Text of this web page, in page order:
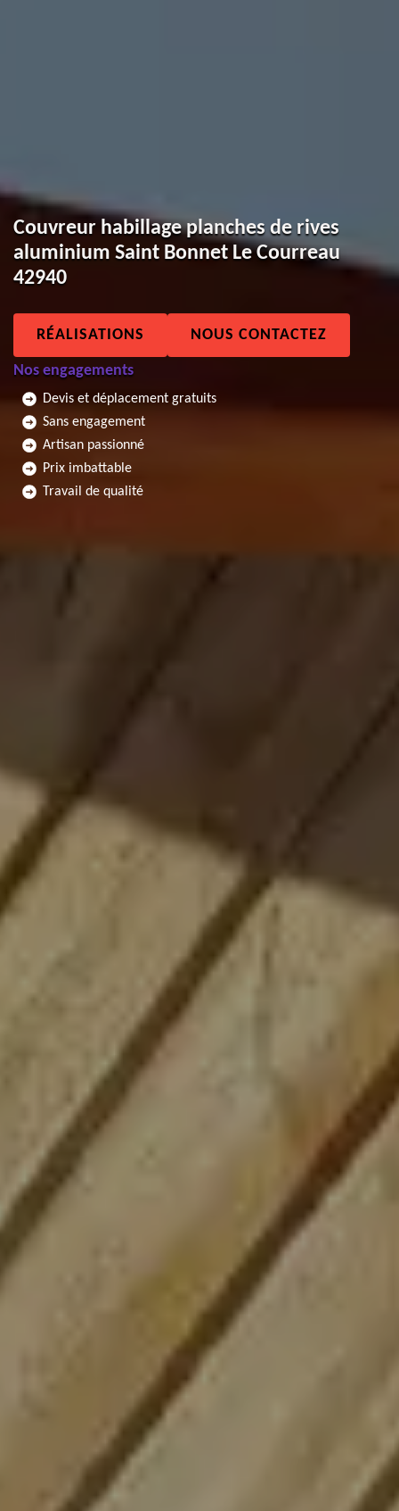
Couvreur habillage planches de rives
aluminium Saint Bonnet Le Courreau
42940
RÉALISATIONS NOUS CONTACTEZ
Nos engagements
Devis et déplacement gratuits
Sans engagement
Artisan passionné
Prix imbattable
Travail de qualité